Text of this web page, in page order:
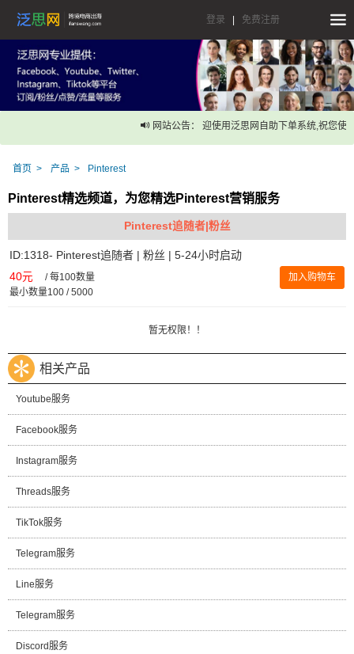
登录 免费注册
网站公告： 迎使用泛思网自助下单系统,祝您使用
首页 产品 Pinterest
Pinterest精选频道，为您精选Pinterest营销服务
Pinterest追随者|粉丝
ID:1318- Pinterest追随者 | 粉丝 | 5-24小时启动
40元 /每100数量
最小数量100 / 5000
加入购物车
暂无权限！！
相关产品
Youtube服务
Facebook服务
Instagram服务
Threads服务
TikTok服务
Telegram服务
Line服务
Telegram服务
Discord服务